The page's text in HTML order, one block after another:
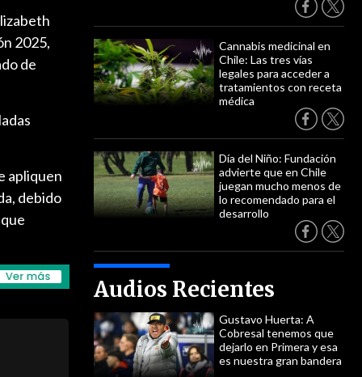
Cannabis medicinal en
Chile: Las tres vías
legales para acceder a
tratamientos con receta
médica
Día del Niño: Fundación
advierte que en Chile
juegan mucho menos de
lo recomendado para el
desarrollo
Audios Recientes
Gustavo Huerta: A
Cobresal tenemos que
dejarlo en Primera y esa
es nuestra gran bandera
2025,
de
apliquen
debido